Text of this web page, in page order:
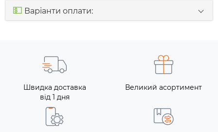
💵 Варіанти оплати:
Швидка доставка
від 1 дня
Великий асортимент